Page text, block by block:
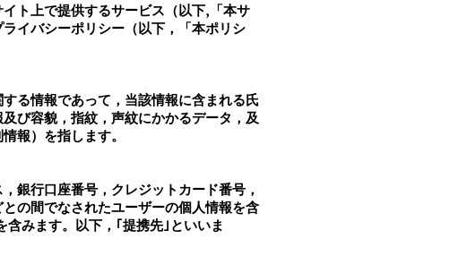
ト上で提供するサービス（以下,「本サ
イバシーポリシー（以下，「本ポリシ
る情報であって，当該情報に含まれる氏
び容貌，指紋，声紋にかかるデータ，及
報）を指します。
銀行口座番号，クレジットカード番号，
の間でなされたユーザーの個人情報を含
みます。以下，｢提携先｣といいま